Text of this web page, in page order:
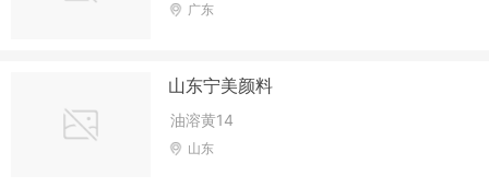
广东
山东宁美颜料
油溶黄14
山东